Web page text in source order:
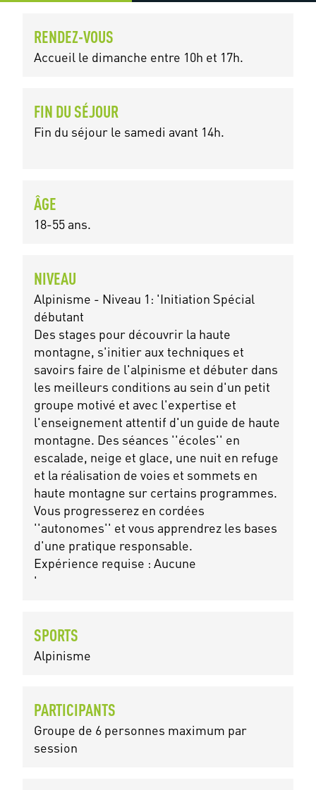
RENDEZ-VOUS
Accueil le dimanche entre 10h et 17h.
FIN DU SÉJOUR
Fin du séjour le samedi avant 14h.
ÂGE
18-55 ans.
NIVEAU
Alpinisme - Niveau 1: 'Initiation Spécial
débutant
Des stages pour découvrir la haute
montagne, s'initier aux techniques et
savoirs faire de l'alpinisme et débuter dans
les meilleurs conditions au sein d'un petit
groupe motivé et avec l'expertise et
l'enseignement attentif d'un guide de haute
montagne. Des séances ''écoles'' en
escalade, neige et glace, une nuit en refuge
et la réalisation de voies et sommets en
haute montagne sur certains programmes.
Vous progresserez en cordées
''autonomes'' et vous apprendrez les bases
d'une pratique responsable.
Expérience requise : Aucune
'
SPORTS
Alpinisme
PARTICIPANTS
Groupe de 6 personnes maximum par
session